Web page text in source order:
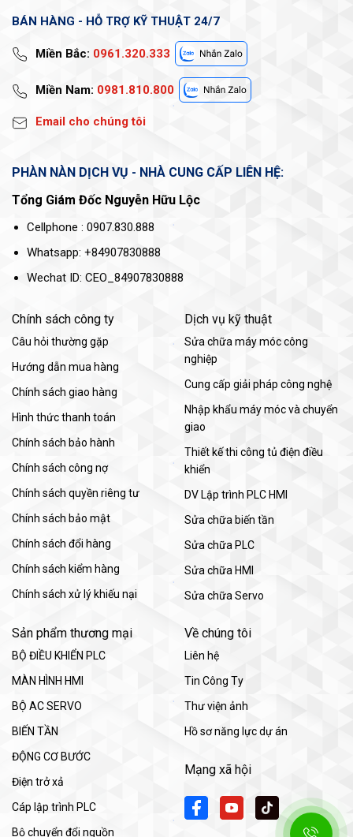
BÁN HÀNG - HỖ TRỢ KỸ THUẬT 24/7
Miền Bắc: 0961.320.333
Miền Nam: 0981.810.800
Email cho chúng tôi
PHÀN NÀN DỊCH VỤ - NHÀ CUNG CẤP LIÊN HỆ:
Tổng Giám Đốc Nguyễn Hữu Lộc
Cellphone : 0907.830.888
Whatsapp: +84907830888
Wechat ID: CEO_84907830888
Chính sách công ty
Câu hỏi thường gặp
Hướng dẫn mua hàng
Chính sách giao hàng
Hình thức thanh toán
Chính sách bảo hành
Chính sách công nợ
Chính sách quyền riêng tư
Chính sách bảo mật
Chính sách đổi hàng
Chính sách kiểm hàng
Chính sách xử lý khiếu nại
Dịch vụ kỹ thuật
Sửa chữa máy móc công
nghiệp
Cung cấp giải pháp công nghệ
Nhập khẩu máy móc và chuyển
giao
Thiết kế thi công tủ điện điều
khiển
DV Lập trình PLC HMI
Sửa chữa biến tần
Sửa chữa PLC
Sửa chữa HMI
Sửa chữa Servo
Sản phẩm thương mại
BỘ ĐIỀU KHIỂN PLC
MÀN HÌNH HMI
BỘ AC SERVO
BIẾN TẦN
ĐỘNG CƠ BƯỚC
Điện trở xả
Cáp lập trình PLC
Bộ chuyển đổi nguồn
Về chúng tôi
Liên hệ
Tin Công Ty
Thư viện ảnh
Hồ sơ năng lực dự án
Mạng xã hội